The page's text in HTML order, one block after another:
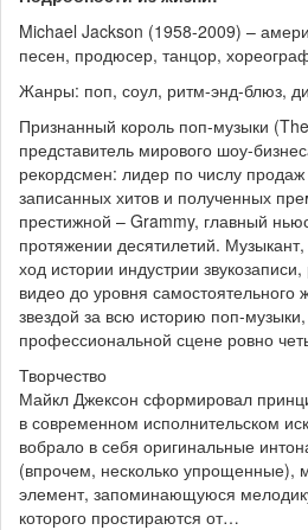
Michael Jackson (1958-2009) –
песен, продюсер, танцор,
Жанры: поп, соул, ритм-энд-блюз,
Признанный король поп-музыки
представитель мирового шоу-
рекордсмен: лидер по числу
записанных хитов и полученных
престижной – Grammy, главный
протяжении десятилетий.
ход истории индустрии
видео до уровня
звездой за всю историю поп-
профессиональной сцене ровно
Творчество
Майкл Джексон сформировал
в современном исполнительском
вобрало в себя оригинальные
(впрочем, несколько упрощенные),
элемент, запоминающуюся
которого простираются от…